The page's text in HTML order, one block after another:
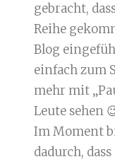
gebracht,
Reihe
Blog
einfach zum
mehr mit
Leute sehen
Im Moment
dadurch,